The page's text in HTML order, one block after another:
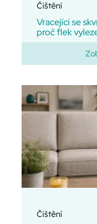
Čištění
Vracející se
proč flek
Čištění